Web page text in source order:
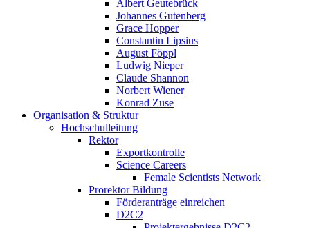
Albert Geutebrück
Johannes Gutenberg
Grace Hopper
Constantin Lipsius
August Föppl
Ludwig Nieper
Claude Shannon
Norbert Wiener
Konrad Zuse
Organisation & Struktur
Hochschulleitung
Rektor
Exportkontrolle
Science Careers
Female Scientists Network
Prorektor Bildung
Förderanträge einreichen
D2C2